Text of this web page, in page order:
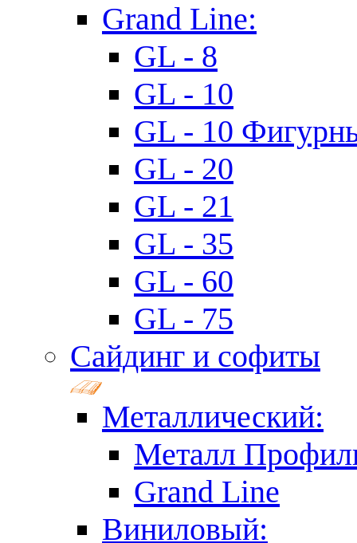
Grand Line:
GL - 8
GL - 10
GL - 10
GL - 20
GL - 21
GL - 35
GL - 60
GL - 75
Сайдинг и софиты
Металлический:
Металл
Grand Line
Виниловый: